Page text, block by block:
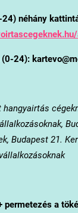
néhány
24):
hangyairtás
Budapest 21.
vállalkozásoknak
permetezés a